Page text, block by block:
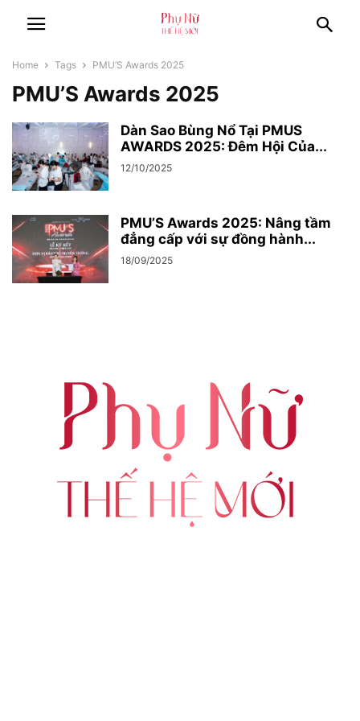
Home Tags PMU’S Awards 2025
PMU’S Awards 2025
Dàn Sao Bùng Nổ Tại PMUS
AWARDS 2025: Đêm Hội Của...
12/10/2025
PMU’S Awards 2025: Nâng tầm
đẳng cấp với sự đồng hành...
18/09/2025